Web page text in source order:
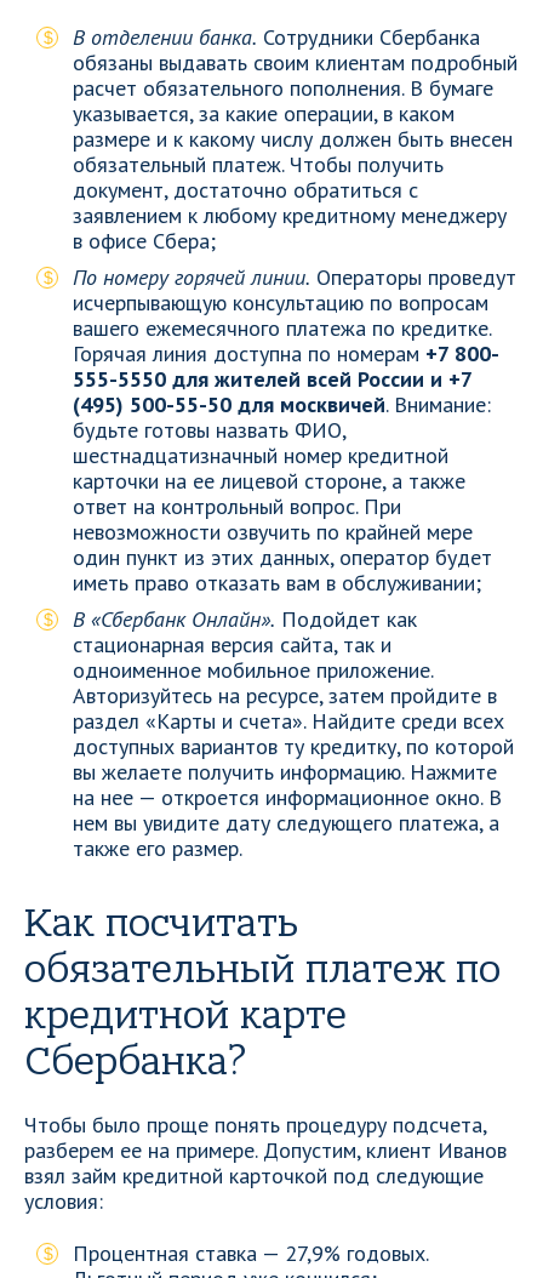
В отделении банка. Сотрудники Сбербанка
обязаны выдавать своим клиентам подробный
расчет обязательного пополнения. В бумаге
указывается, за какие операции, в каком
размере и к какому числу должен быть внесен
обязательный платеж. Чтобы получить
документ, достаточно обратиться с
заявлением к любому кредитному менеджеру
в офисе Сбера;
По номеру горячей линии. Операторы проведут
исчерпывающую консультацию по вопросам
вашего ежемесячного платежа по кредитке.
Горячая линия доступна по номерам +7 800-
555-5550 для жителей всей России и +7
(495) 500-55-50 для москвичей. Внимание:
будьте готовы назвать ФИО,
шестнадцатизначный номер кредитной
карточки на ее лицевой стороне, а также
ответ на контрольный вопрос. При
невозможности озвучить по крайней мере
один пункт из этих данных, оператор будет
иметь право отказать вам в обслуживании;
В «Сбербанк Онлайн». Подойдет как
стационарная версия сайта, так и
одноименное мобильное приложение.
Авторизуйтесь на ресурсе, затем пройдите в
раздел «Карты и счета». Найдите среди всех
доступных вариантов ту кредитку, по которой
вы желаете получить информацию. Нажмите
на нее — откроется информационное окно. В
нем вы увидите дату следующего платежа, а
также его размер.
Как посчитать
обязательный платеж по
кредитной карте
Сбербанка?
Чтобы было проще понять процедуру подсчета,
разберем ее на примере. Допустим, клиент Иванов
взял займ кредитной карточкой под следующие
условия:
Процентная ставка — 27,9% годовых.